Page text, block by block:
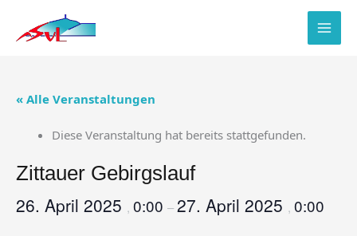
Inhalt
« Alle Veranstaltungen
Diese Veranstaltung hat bereits stattgefunden.
Zittauer Gebirgslauf
26. April 2025 , 0:00 – 27. April 2025 , 0:00